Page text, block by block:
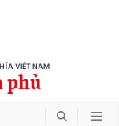
VIỆT NAM
phủ